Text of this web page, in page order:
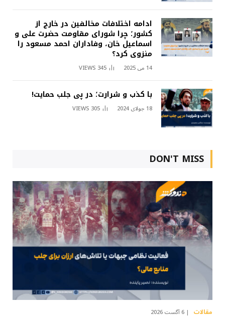
ادامه اختلافات مخالفین در خارج از
کشور؛ چرا شورای مقاومت حضرت علی و
اسماعیل خان، وفاداران احمد مسعود را
منزوی کرد؟
14 می 2025 345
VIEWS
با کذب و شرارت؛ در پی جلب حمایت!
18 جولای 2024 305
VIEWS
DON'T MISS
مقالات 6 آگست 2026